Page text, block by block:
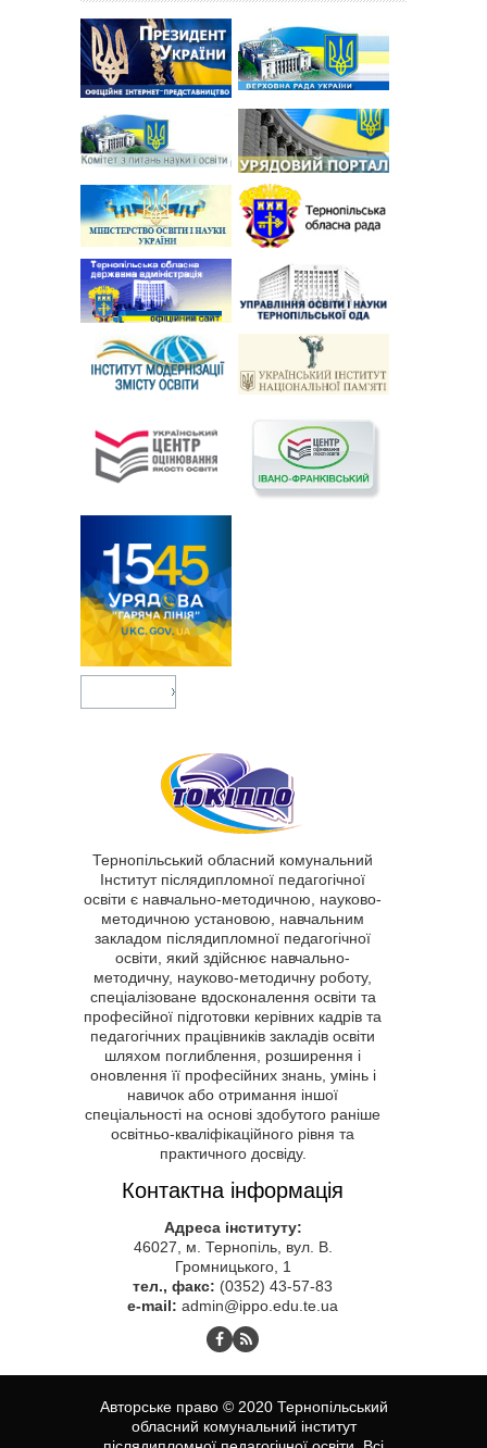
Тернопільський обласний комунальний
Інститут післядипломної педагогічної
освіти є навчально-методичною, науково-
методичною установою, навчальним
закладом післядипломної педагогічної
освіти, який здійснює навчально-
методичну, науково-методичну роботу,
спеціалізоване вдосконалення освіти та
професійної підготовки керівних кадрів та
педагогічних працівників закладів освіти
шляхом поглиблення, розширення і
оновлення її професійних знань, умінь і
навичок або отримання іншої
спеціальності на основі здобутого раніше
освітньо-кваліфікаційного рівня та
практичного досвіду.
Контактна інформація
Адреса інституту:
46027, м. Тернопіль, вул. В.
Громницького, 1
тел., факс: (0352) 43-57-83
e-mail: admin@ippo.edu.te.ua
Авторське право © 2020 Тернопільський
обласний комунальний інститут